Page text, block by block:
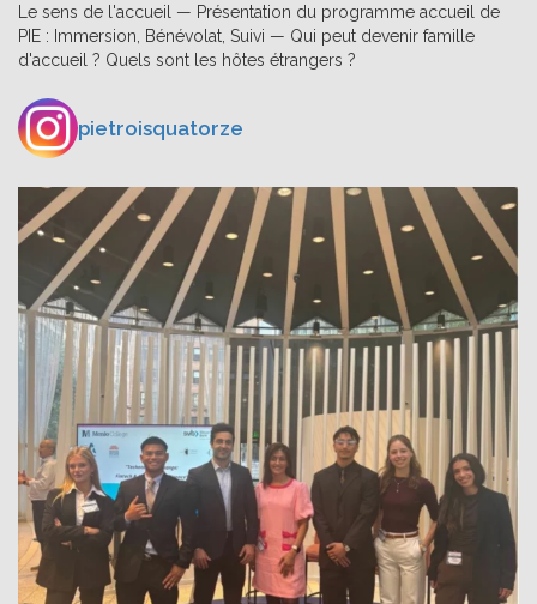
Le sens de l'accueil — Présentation du programme accueil de
PIE : Immersion, Bénévolat, Suivi — Qui peut devenir famille
d'accueil ? Quels sont les hôtes étrangers ?
pietroisquatorze